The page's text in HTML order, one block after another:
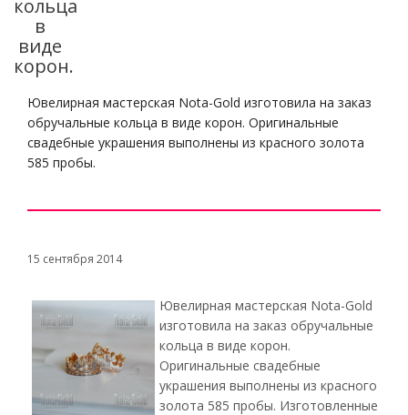
кольца
в
виде
корон.
Ювелирная мастерская Nota-Gold изготовила на заказ
обручальные кольца в виде корон. Оригинальные
свадебные украшения выполнены из красного золота
585 пробы.
15 сентября 2014
Ювелирная мастерская Nota-Gold
изготовила на заказ обручальные
кольца в виде корон.
Оригинальные свадебные
украшения выполнены из красного
золота 585 пробы. Изготовленные